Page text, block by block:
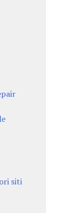
siti